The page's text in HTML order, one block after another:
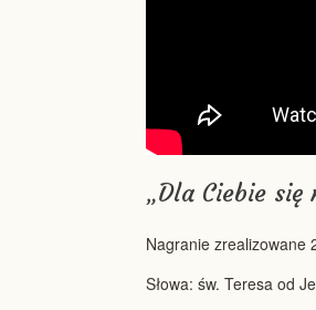
„Dla Ciebie się
Nagranie zrealizowane
Słowa: św. Teresa od